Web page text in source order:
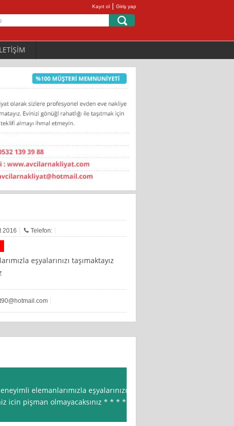
Kayıt ol | Giriş yap
2016 Telefon:
eşyalarınızı taşımaktayız
elemanlarımızla eşyalarınızı
icin pişman olmayacaksınız * * * *